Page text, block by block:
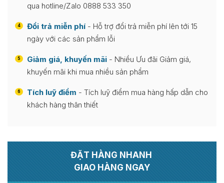
qua hotline/Zalo 0888 533 350
4 Đổi trả miễn phí - Hỗ trợ đổi trả miễn phí lên tới 15
ngày với các sản phẩm lỗi
5 Giảm giá, khuyến mãi - Nhiều Ưu đãi Giảm giá,
khuyến mãi khi mua nhiều sản phẩm
6 Tích luỹ điểm - Tích luỹ điểm mua hàng hấp dẫn cho
khách hàng thân thiết
ĐẶT HÀNG NHANH
GIAO HÀNG NGAY